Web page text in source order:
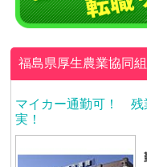
福島県厚生農業協同
マイカー通勤可！
実！